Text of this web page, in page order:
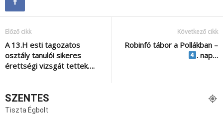
Előző cikk
A 13.H esti tagozatos
osztály tanulói sikeres
érettségi vizsgát tettek….
Következő cikk
Robinfó tábor a Pollákban –
. nap…
SZENTES
Tiszta Égbolt